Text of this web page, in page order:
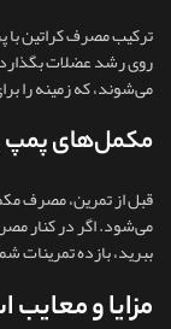
ترکیب مصرف کراتین با
روی رشد عضلات
می‌شوند، که زمینه را
مکمل‌های پمپ
قبل از تمرین، مصرف
می‌شود. اگر در کنار
ببرید، بازده
مزایا و